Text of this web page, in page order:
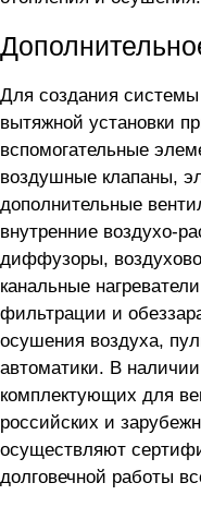
Для создания
вытяжной установки
вспомогательные
воздушные клапаны,
дополнительные
внутренние воздухо-
диффузоры,
канальные
фильтрации и
осушения воздуха,
автоматики. В
комплектующих для
российских и
осуществляют
долговечной работы